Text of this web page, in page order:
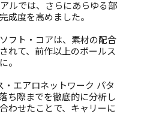
ルでは、さらにあらゆる部
成度を高めました。
フト・コアは、素材の配合
れて、前作以上のボールス
。
エアロネットワーク パタ
ち際までを徹底的に分析し
わせたことで、キャリーに